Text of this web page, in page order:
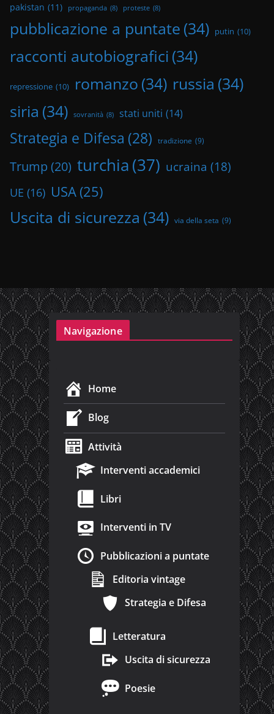
pakistan (11) propaganda (8) proteste (8)
pubblicazione a puntate (34) putin (10)
racconti autobiografici (34)
repressione (10) romanzo (34) russia (34)
siria (34) sovranità (8) stati uniti (14)
Strategia e Difesa (28) tradizione (9)
Trump (20) turchia(37) ucraina (18)
UE (16) USA (25)
Uscita di sicurezza (34) via della seta (9)
Navigazione
Home
Blog
Attività
Interventi accademici
Libri
Interventi in TV
Pubblicazioni a puntate
Editoria vintage
Strategia e Difesa
Letteratura
Uscita di sicurezza
Poesie